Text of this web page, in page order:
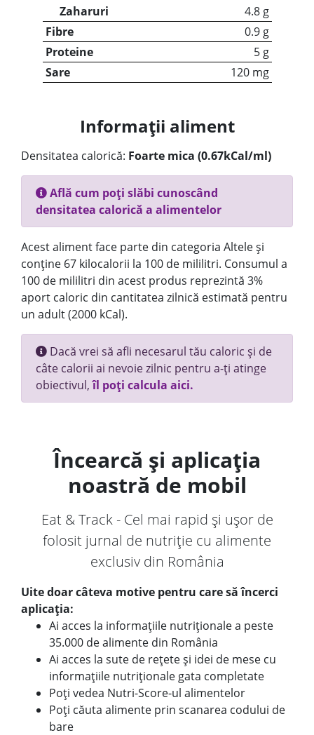
Zaharuri
4.8 g
Fibre
0.9 g
Proteine
5 g
Sare
120 mg
Informații aliment
Densitatea calorică: Foarte mica (0.67kCal/ml)
Află cum poți slăbi cunoscând
densitatea calorică a alimentelor
Acest aliment face parte din categoria Altele și
conține 67 kilocalorii la 100 de mililitri. Consumul a
100 de mililitri din acest produs reprezintă 3%
aport caloric din cantitatea zilnică estimată pentru
un adult (2000 kCal).
Dacă vrei să afli necesarul tău caloric și de
câte calorii ai nevoie zilnic pentru a-ți atinge
obiectivul,îl poți calcula aici.
Încearcă și aplicația
noastră de mobil
Eat & Track - Cel mai rapid și ușor de
folosit jurnal de nutriție cu alimente
exclusiv din România
Uite doar câteva motive pentru care să încerci
aplicația:
Ai acces la informațiile nutriționale a peste
35.000 de alimente din România
Ai acces la sute de rețete și idei de mese cu
informațiile nutriționale gata completate
Poți vedea Nutri-Score-ul alimentelor
Poți căuta alimente prin scanarea codului de
bare